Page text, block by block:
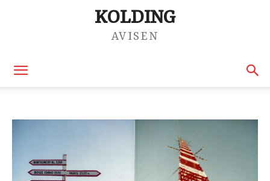
KOLDING
AVISEN